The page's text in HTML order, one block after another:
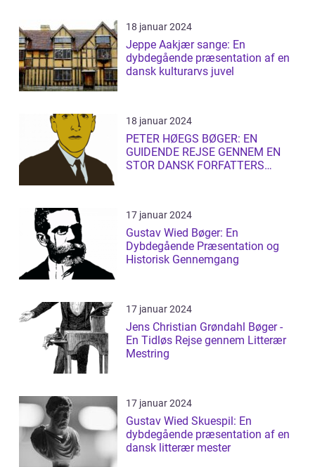
18 januar 2024
Jeppe Aakjær sange: En
dybdegående præsentation af en
dansk kulturarvs juvel
18 januar 2024
PETER HØEGS BØGER: EN
GUIDENDE REJSE GENNEM EN
STOR DANSK FORFATTERS
17 januar 2024
Gustav Wied Bøger: En
Dybdegående Præsentation og
Historisk Gennemgang
17 januar 2024
Jens Christian Grøndahl Bøger -
En Tidløs Rejse gennem Litterær
Mestring
17 januar 2024
Gustav Wied Skuespil: En
dybdegående præsentation af en
dansk litterær mester